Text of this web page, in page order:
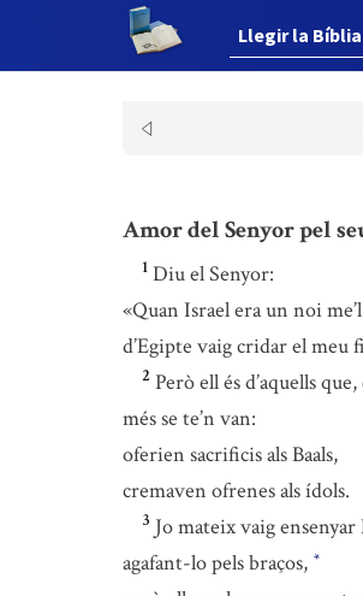
Llegir la Bíblia
Amor del Senyor pel
1 Diu el Senyor:
«Quan Israel era un noi
d’Egipte vaig cridar el meu
2 Però ell és d’aquells
més se te’n van:
oferien sacrificis als Baals,
cremaven ofrenes als ídols.
3 Jo mateix vaig
agafant-lo pels braços, *